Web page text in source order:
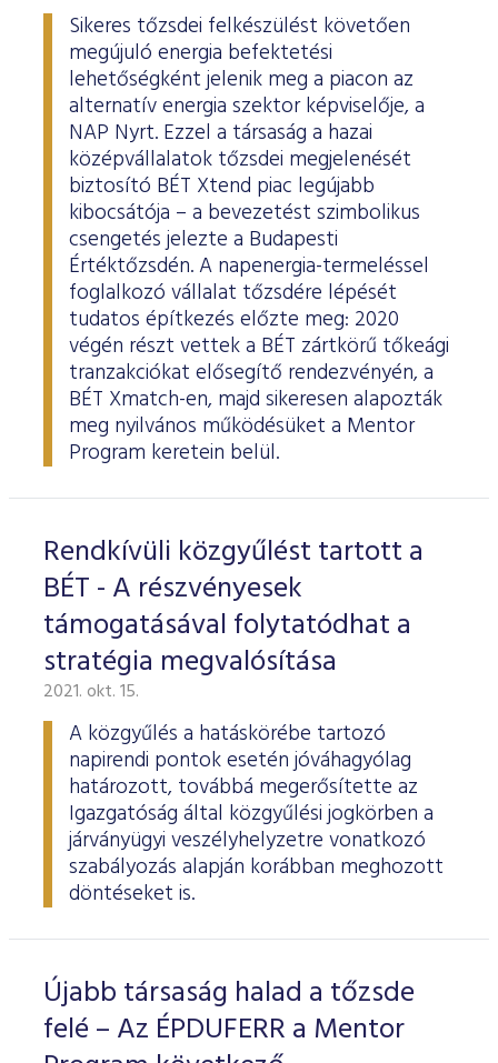
Sikeres tőzsdei felkészülést követően
megújuló energia befektetési
lehetőségként jelenik meg a piacon az
alternatív energia szektor képviselője, a
NAP Nyrt. Ezzel a társaság a hazai
középvállalatok tőzsdei megjelenését
biztosító BÉT Xtend piac legújabb
kibocsátója – a bevezetést szimbolikus
csengetés jelezte a Budapesti
Értéktőzsdén. A napenergia-termeléssel
foglalkozó vállalat tőzsdére lépését
tudatos építkezés előzte meg: 2020
végén részt vettek a BÉT zártkörű tőkeági
tranzakciókat elősegítő rendezvényén, a
BÉT Xmatch-en, majd sikeresen alapozták
meg nyilvános működésüket a Mentor
Program keretein belül.
Rendkívüli közgyűlést tartott a
BÉT - A részvényesek
támogatásával folytatódhat a
stratégia megvalósítása
2021. okt. 15.
A közgyűlés a hatáskörébe tartozó
napirendi pontok esetén jóváhagyólag
határozott, továbbá megerősítette az
Igazgatóság által közgyűlési jogkörben a
járványügyi veszélyhelyzetre vonatkozó
szabályozás alapján korábban meghozott
döntéseket is.
Újabb társaság halad a tőzsde
felé – Az ÉPDUFERR a Mentor